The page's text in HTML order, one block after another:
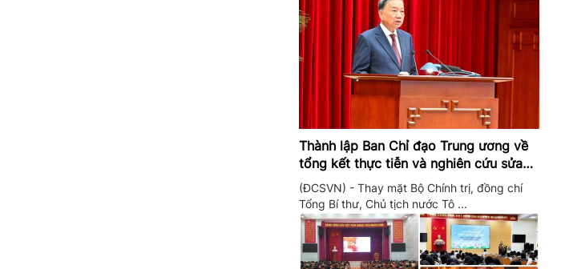
Thành lập Ban Chỉ đạo Trung ương về
tổng kết thực tiễn và nghiên cứu sửa
đổi, bổ sung Điều lệ Đảng
(ĐCSVN) - Thay mặt Bộ Chính trị, đồng chí
Tổng Bí thư, Chủ tịch nước Tô ...